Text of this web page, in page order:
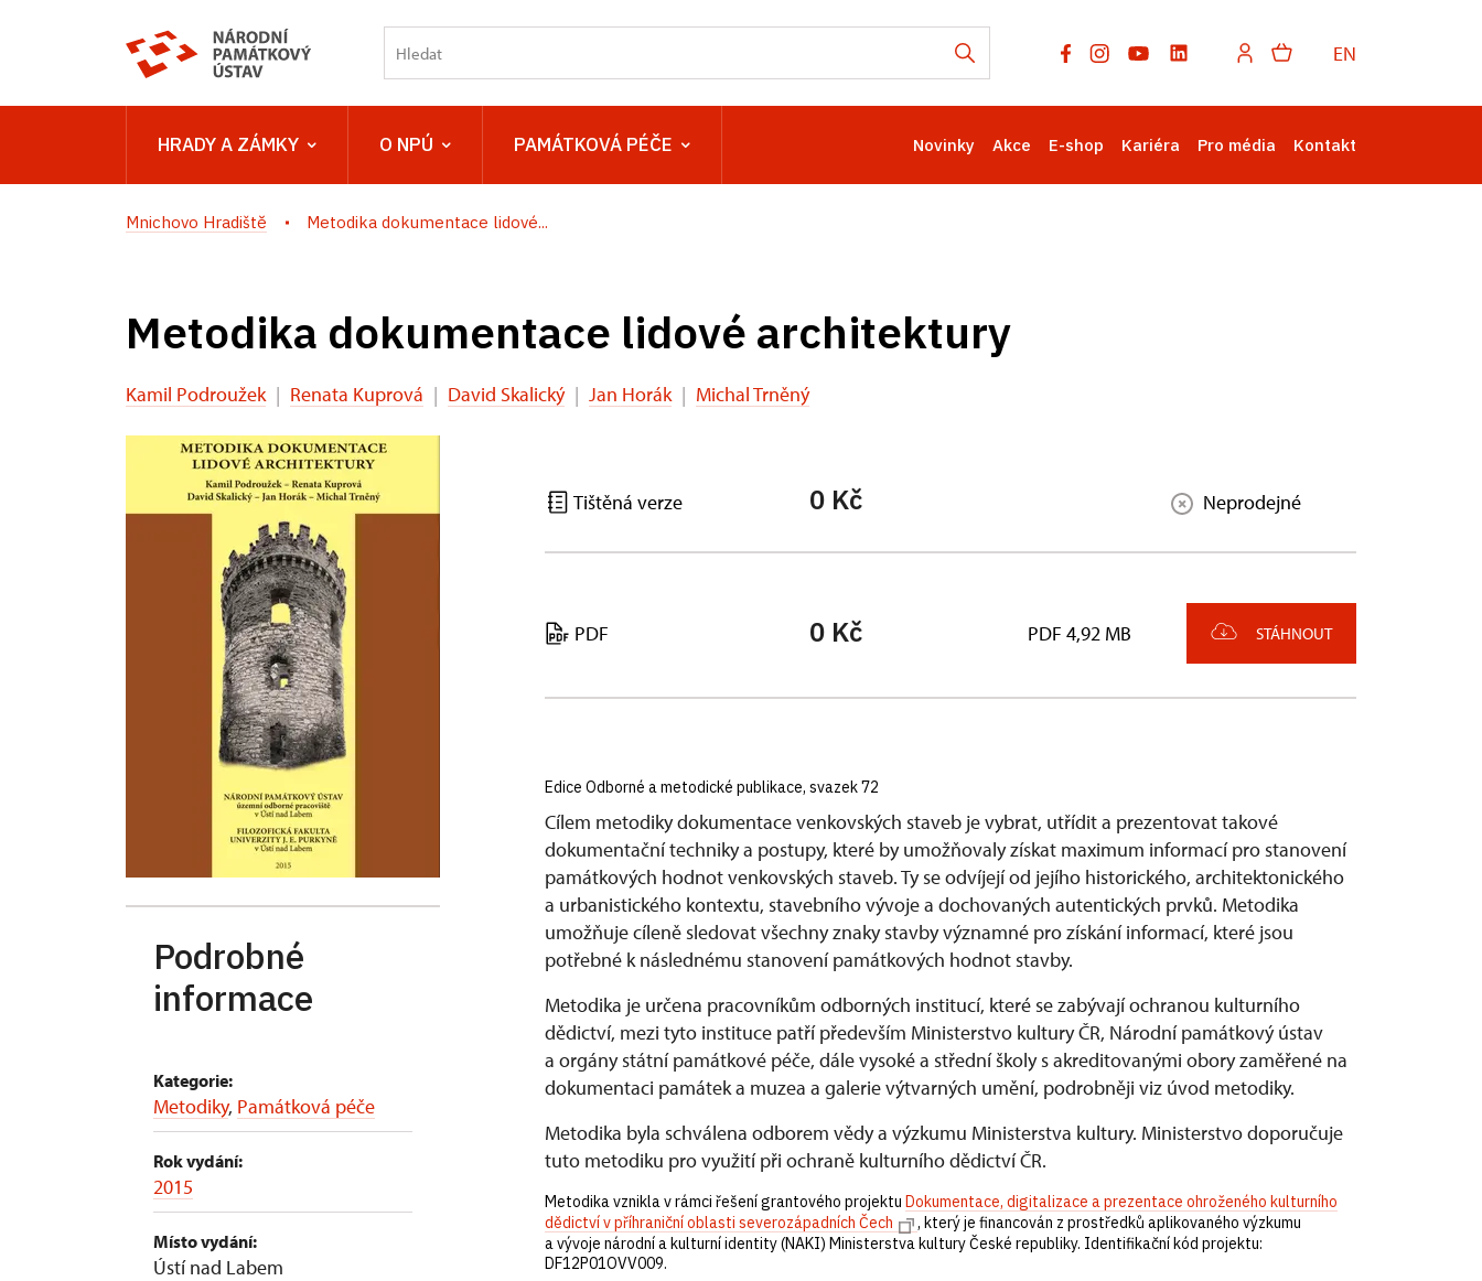
EN
HRADY A ZÁMKY O NPÚ PAMÁTKOVÁ PÉČE Novinky Akce E-shop Kariéra Pro média Kontakt
Mnichovo Hradiště Metodika dokumentace lidové...
Metodika dokumentace lidové architektury
Kamil Podroužek | Renata Kuprová | David Skalický | Jan Horák | Michal Trněný
Podrobné
informace
Kategorie:
Metodiky, Památková péče
Rok vydání:
2015
Místo vydání:
Ústí nad Labem
Tištěná verze 0 Kč Neprodejné
PDF 0 Kč PDF 4,92 MB STÁHNOUT
Edice Odborné a metodické publikace, svazek 72
Cílem metodiky dokumentace venkovských staveb je vybrat, utřídit a prezentovat takové
dokumentační techniky a postupy, které by umožňovaly získat maximum informací pro stanovení
památkových hodnot venkovských staveb. Ty se odvíjejí od jejího historického, architektonického
a urbanistického kontextu, stavebního vývoje a dochovaných autentických prvků. Metodika
umožňuje cíleně sledovat všechny znaky stavby významné pro získání informací, které jsou
potřebné k následnému stanovení památkových hodnot stavby.
Metodika je určena pracovníkům odborných institucí, které se zabývají ochranou kulturního
dědictví, mezi tyto instituce patří především Ministerstvo kultury ČR, Národní památkový ústav
a orgány státní památkové péče, dále vysoké a střední školy s akreditovanými obory zaměřené na
dokumentaci památek a muzea a galerie výtvarných umění, podrobněji viz úvod metodiky.
Metodika byla schválena odborem vědy a výzkumu Ministerstva kultury. Ministerstvo doporučuje
tuto metodiku pro využití při ochraně kulturního dědictví ČR.
Metodika vznikla v rámci řešení grantového projektu Dokumentace, digitalizace a prezentace ohroženého kulturního
dědictví v příhraniční oblasti severozápadních Čech
, který je financován z prostředků aplikovaného výzkumu
a vývoje národní a kulturní identity (NAKI) Ministerstva kultury České republiky. Identifikační kód projektu:
DF12P01OVV009.